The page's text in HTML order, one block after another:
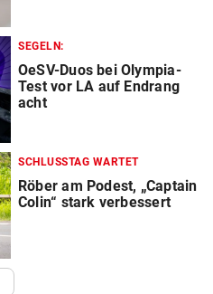
SEGELN:
OeSV-Duos bei Olympia-
Test vor LA auf Endrang
acht
SCHLUSSTAG WARTET
Röber am Podest, „Captain
Colin“ stark verbessert